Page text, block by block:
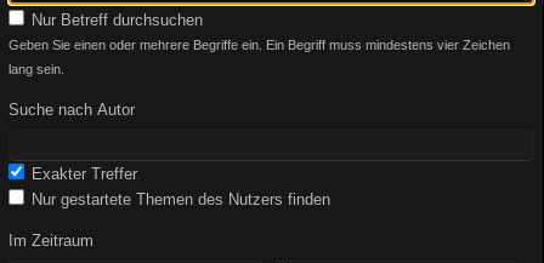
Nur Betreff durchsuchen
Geben Sie einen oder mehrere Begriffe ein. Ein Begriff muss mindestens vier Zeichen
lang sein.
Suche nach Autor
Exakter Treffer
Nur gestartete Themen des Nutzers finden
Im Zeitraum